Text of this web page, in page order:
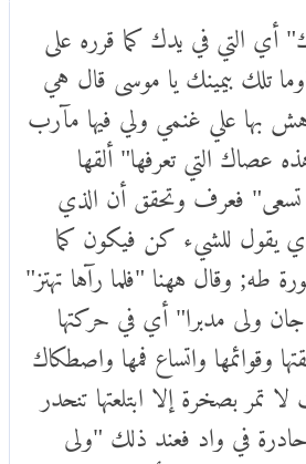
التي في يدك كما قرره على
تلك بيمينك يا موسى قال هي
بها علي غنمي ولي فيها مآرب
عصاك التي تعرفها" ألقها
تسعى" فعرف وتحقق أن الذي
يقول للشيء كن فيكون كما
طه; وقال ههنا "فلما رآها تهتز"
ولى مدبرا" أي في حركتها
وقوائمها واتساع فمها واصطكاك
تمر بصخرة إلا ابتلعتها تنحدر
حادرة في واد فعند ذلك "ولى